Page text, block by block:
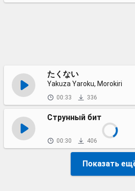
たくない
Yakuza Yaroku, Morokiri
00:33 336
Струнный бит
00:30 406
Показать